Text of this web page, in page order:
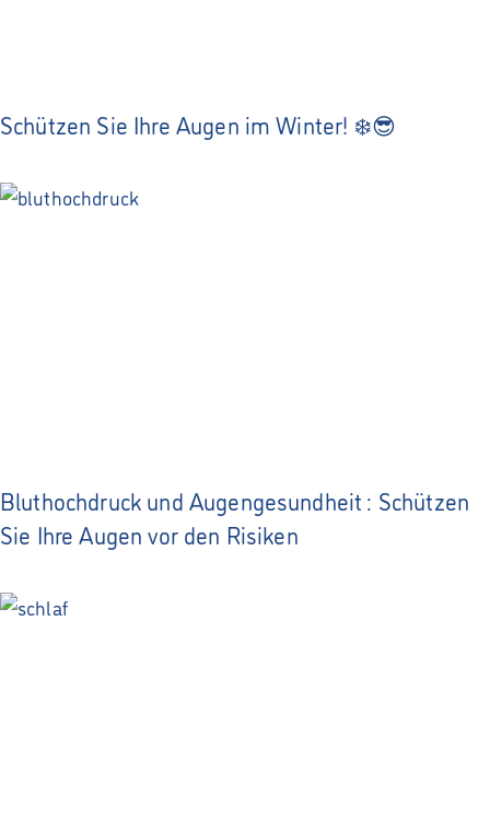
Schützen Sie Ihre Augen im Winter! ❄️😎
Bluthochdruck und Augengesundheit : Schützen
Sie Ihre Augen vor den Risiken